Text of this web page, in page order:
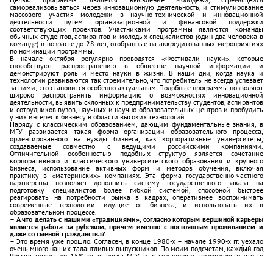
самореализовываться через инновационную деятельность, и стимулирование
массового участия молодежи в научно-технической и инновационной
деятельности путем организационной и финансовой поддержки
соответствующих проектов. Участниками программы являются команды
обычных студентов, аспирантов и молодых специалистов (один-два человека в
команде) в возрасте до 28 лет, отобранные на аккредитованных мероприятиях
по номинации программы.
В начале октября регулярно проводятся «Фестивали науки», которые
способствуют распространению в обществе научной информации и
демонстрируют роль и место науки в жизни. В наши дни, когда наука и
технологии развиваются так стремительно, что потребитель не всегда успевает
за ними, это становится особенно актуальным. Подобные программы позволяют
широко распространить информацию о возможностях инновационной
деятельности, выявить склонных к предпринимательству студентов, аспирантов
и сотрудников вузов, научных и научно-образовательных центров и пробудить
у них интерес к бизнесу в области высоких технологий.
Наряду с классическим образованием, дающим фундаментальные знания, в
МГУ развивается такая форма организации образовательного процесса,
ориентированного на нужды бизнеса, как корпоративные университеты,
создаваемые совместно с ведущими российскими компаниями.
Отличительной особенностью подобных структур является сочетание
корпоративного и классического университетского образования и крупного
бизнеса, использование активных форм и методов обучения, включая
практику в «материнских» компаниях. Эта форма государственно-частного
партнерства позволяет дополнить систему государственного заказа на
подготовку специалистов более гибкой системой, способной быстрее
реагировать на потребности рынка в кадрах, оперативнее воспринимать
современные технологии, идущие от бизнеса, и использовать их в
образовательном процессе.
– А что делать с нашими «традициями», согласно которым вершиной карьеры
является работа за рубежом, причем именно с постоянным проживанием и
даже со сменой гражданства?
– Это время уже прошло. Согласен, в конце 1980-х – начале 1990-х гг. уехало
очень много наших талантливых выпускников. По моим подсчетам, каждый год